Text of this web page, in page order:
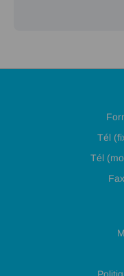
Tél
Tél